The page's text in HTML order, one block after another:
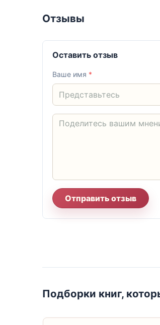
Отзывы
Оставить отзыв
Ваше имя *
Отправить отзыв
Подборки книг,